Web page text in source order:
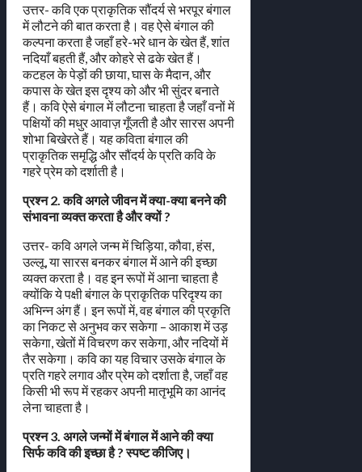
उत्तर- कवि एक प्राकृतिक सौंदर्य से भरपूर बंगाल
में लौटने की बात करता है। वह ऐसे बंगाल की
कल्पना करता है जहाँ हरे-भरे धान के खेत हैं, शांत
नदियाँ बहती हैं, और कोहरे से ढके खेत हैं।
कटहल के पेड़ों की छाया, घास के मैदान, और
कपास के खेत इस दृश्य को और भी सुंदर बनाते
हैं। कवि ऐसे बंगाल में लौटना चाहता है जहाँ वनों में
पक्षियों की मधुर आवाज़ गूँजती है और सारस अपनी
शोभा बिखेरते हैं। यह कविता बंगाल की
प्राकृतिक समृद्धि और सौंदर्य के प्रति कवि के
गहरे प्रेम को दर्शाती है।
प्रश्न 2. कवि अगले जीवन में क्या-क्या बनने की
संभावना व्यक्त करता है और क्यों ?
उत्तर- कवि अगले जन्म में चिड़िया, कौवा, हंस,
उल्लू, या सारस बनकर बंगाल में आने की इच्छा
व्यक्त करता है। वह इन रूपों में आना चाहता है
क्योंकि ये पक्षी बंगाल के प्राकृतिक परिदृश्य का
अभिन्न अंग हैं। इन रूपों में, वह बंगाल की प्रकृति
का निकट से अनुभव कर सकेगा – आकाश में उड़
सकेगा, खेतों में विचरण कर सकेगा, और नदियों में
तैर सकेगा। कवि का यह विचार उसके बंगाल के
प्रति गहरे लगाव और प्रेम को दर्शाता है, जहाँ वह
किसी भी रूप में रहकर अपनी मातृभूमि का आनंद
लेना चाहता है।
प्रश्न 3. अगले जन्मों में बंगाल में आने की क्या
सिर्फ कवि की इच्छा है ? स्पष्ट कीजिए।